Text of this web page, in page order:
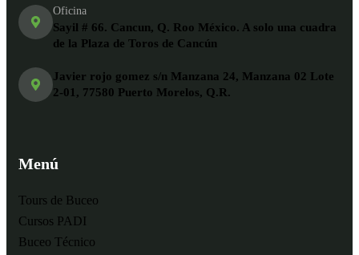
Oficina
Sayil # 66. Cancun, Q. Roo México. A solo una cuadra
de la Plaza de Toros de Cancún
Javier rojo gomez s/n Manzana 24, Manzana 02 Lote
2-01, 77580 Puerto Morelos, Q.R.
Menú
Tours de Buceo
Cursos PADI
Buceo Técnico